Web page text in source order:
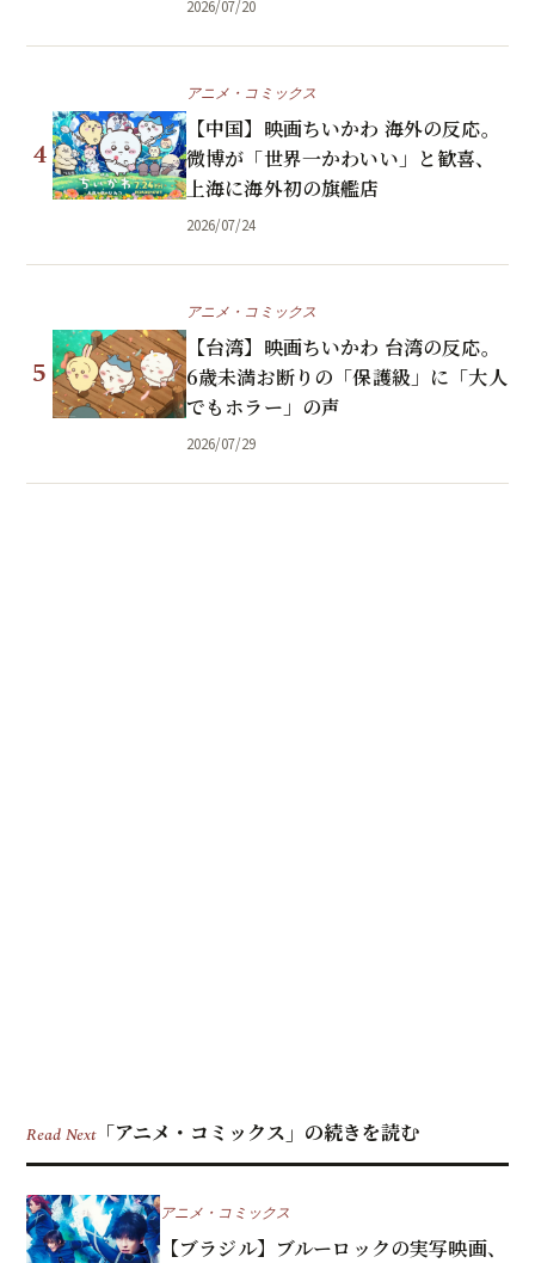
2026/07/20
4
アニメ・コミックス
【中国】映画ちいかわ 海外の反応。
微博が「世界一かわいい」と歓喜、
上海に海外初の旗艦店
2026/07/24
5
アニメ・コミックス
【台湾】映画ちいかわ 台湾の反応。
6歳未満お断りの「保護級」に「大人
でもホラー」の声
2026/07/29
Read Next「アニメ・コミックス」の続きを読む
アニメ・コミックス
【ブラジル】ブルーロックの実写映画、